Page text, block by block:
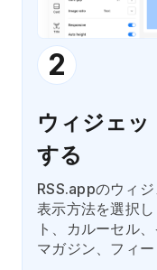
2
ウィジェ
する
RSS.appのウィ
表示方法を選択
ト、カルーセル
マガジン、フィー